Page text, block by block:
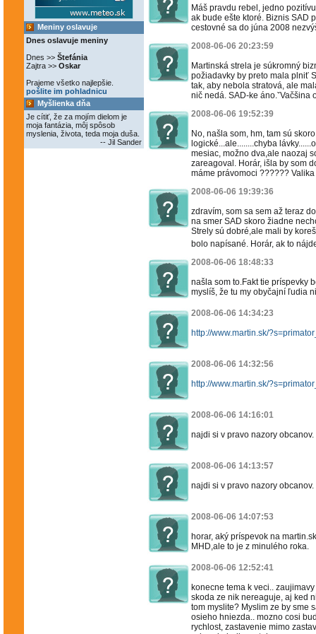
Meniny oslavuje
Dnes oslavuje meniny
Dnes >> Štefánia
Zajtra >> Oskar
Prajeme všetko najlepšie.
pošlite im pohladnicu
Myšlienka dňa
Je cítiť, že za mojím dielom je
moja fantázia, môj spôsob
myslenia, života, teda moja duša.
-- Jil Sander
Máš pravdu rebel, jedno
ak bude ešte ktoré. Biznis SAD
cestovné sa do júna 2008
2008-06-06 20:23:59
Martinská strela je súkromný
požiadavky by preto mala plniť
tak, aby nebola stratová, ale
nič nedá. SAD-ke áno.ˇVačšina
2008-06-06 19:52:39
No, našla som, hm, tam sú
logické...ale........chyba
mesiac, možno dva,ale naozaj
zareagoval. Horár, išla by som
máme právomoci ?????? Valika
2008-06-06 19:39:36
zdravím, som sa sem až teraz
na smer SAD skoro žiadne
Strely sú dobré,ale mali by
bolo napísané. Horár, ak to
2008-06-06 18:48:33
našla som to.Fakt tie príspevky
myslíš, že tu my obyčajní ľudia
2008-06-06 14:34:23
http://www.martin.sk/
2008-06-06 14:32:56
http://www.martin.sk/
2008-06-06 14:16:01
najdi si v pravo nazory
2008-06-06 14:13:57
najdi si v pravo nazory
2008-06-06 14:07:53
horar, aký príspevok na
MHD,ale to je z minulého roka.
2008-06-06 12:52:41
konecne tema k veci..
skoda ze nik nereaguje, aj ked
tom myslite? Myslim ze by sme
osieho hniezda.. mozno cosi
rychlost, zastavenie mimo